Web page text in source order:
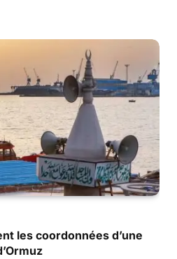
les coordonnées d’une